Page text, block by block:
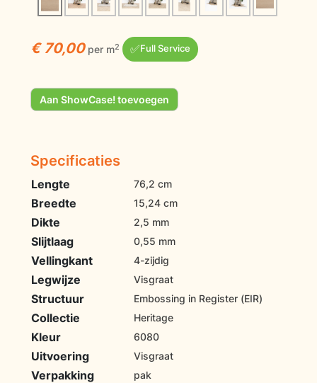
€ 70,00 per m2 ✅Full Service
Aan ShowCase! toevoegen
Specificaties
Lengte 76,2 cm
Breedte 15,24 cm
Dikte 2,5 mm
Slijtlaag 0,55 mm
Vellingkant 4-zijdig
Legwijze Visgraat
Structuur Embossing in Register (EIR)
Collectie Heritage
Kleur 6080
Uitvoering Visgraat
Verpakking pak